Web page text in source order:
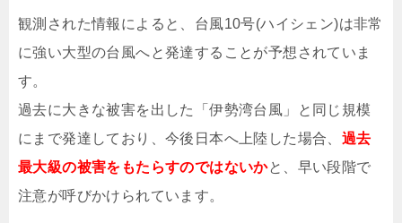
観測された情報によると、台風10号(ハイシェン)は非常
に強い大型の台風へと発達することが予想されていま
す。
過去に大きな被害を出した「伊勢湾台風」と同じ規模
にまで発達しており、今後日本へ上陸した場合、 過去
最大級の被害をもたらすのではないかと、早い段階で
注意が呼びかけられています。